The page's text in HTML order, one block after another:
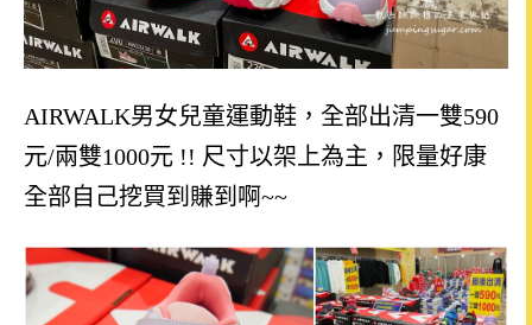
AIRWALK男女兒童運動鞋，全部出清一雙590
元/兩雙1000元 !! 尺寸以架上為主，限量好康
全部自己挖買到賺到啊~~